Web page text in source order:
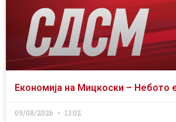
Економија на Мицкоски – Небото
09/08/2026 13:02